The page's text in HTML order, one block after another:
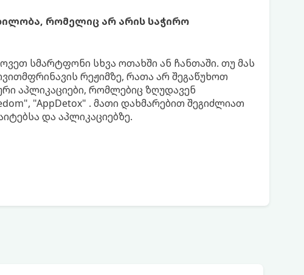
რომელიც არ არის საჭირო
სმარტფონი სხვა ოთახში ან ჩანთაში. თუ მას
რეჟიმზე, რათა არ შეგაწუხოთ
აპლიკაციები, რომლებიც ზღუდავენ
"AppDetox" . მათი დახმარებით შეგიძლიათ
და აპლიკაციებზე.